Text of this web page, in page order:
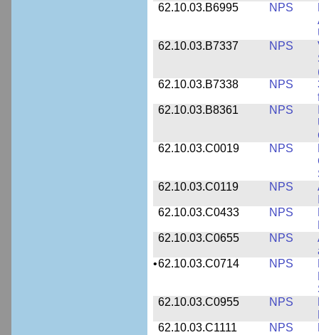
62.10.03.B6995
NPS
62.10.03.B7337
NPS
62.10.03.B7338
NPS
62.10.03.B8361
NPS
62.10.03.C0019
NPS
62.10.03.C0119
NPS
62.10.03.C0433
NPS
62.10.03.C0655
NPS
•62.10.03.C0714 NPS
62.10.03.C0955
NPS
62.10.03.C1111
NPS